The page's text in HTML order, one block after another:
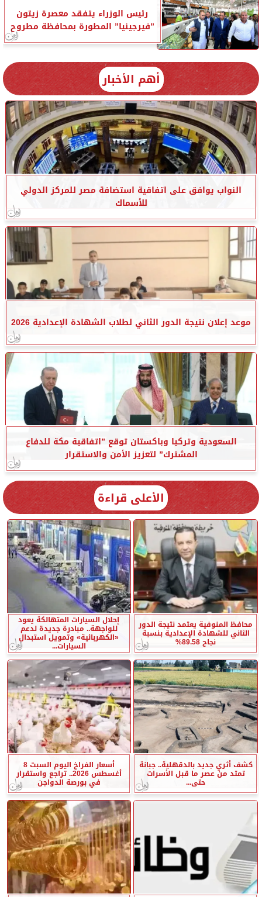
رئيس الوزراء يتفقد معصرة زيتون
”فيرجينيا” المطورة بمحافظة مطروح
أهم الأخبار
النواب يوافق على اتفاقية استضافة مصر للمركز الدولي
للأسماك
موعد إعلان نتيجة الدور الثاني لطلاب الشهادة الإعدادية 2026
السعودية وتركيا وباكستان توقع ”اتفاقية مكة للدفاع
المشترك” لتعزيز الأمن والاستقرار
الأعلى قراءة
محافظ المنوفية يعتمد نتيجة الدور
الثاني للشهادة الإعدادية بنسبة
نجاح 89.58%
إحلال السيارات المتهالكة يعود
للواجهة.. مبادرة جديدة لدعم
«الكهربائية» وتمويل استبدال
السيارات...
كشف أثري جديد بالدقهلية.. جبانة
تمتد من عصر ما قبل الأسرات
حتى...
أسعار الفراخ اليوم السبت 8
أغسطس 2026.. تراجع واستقرار
في بورصة الدواجن